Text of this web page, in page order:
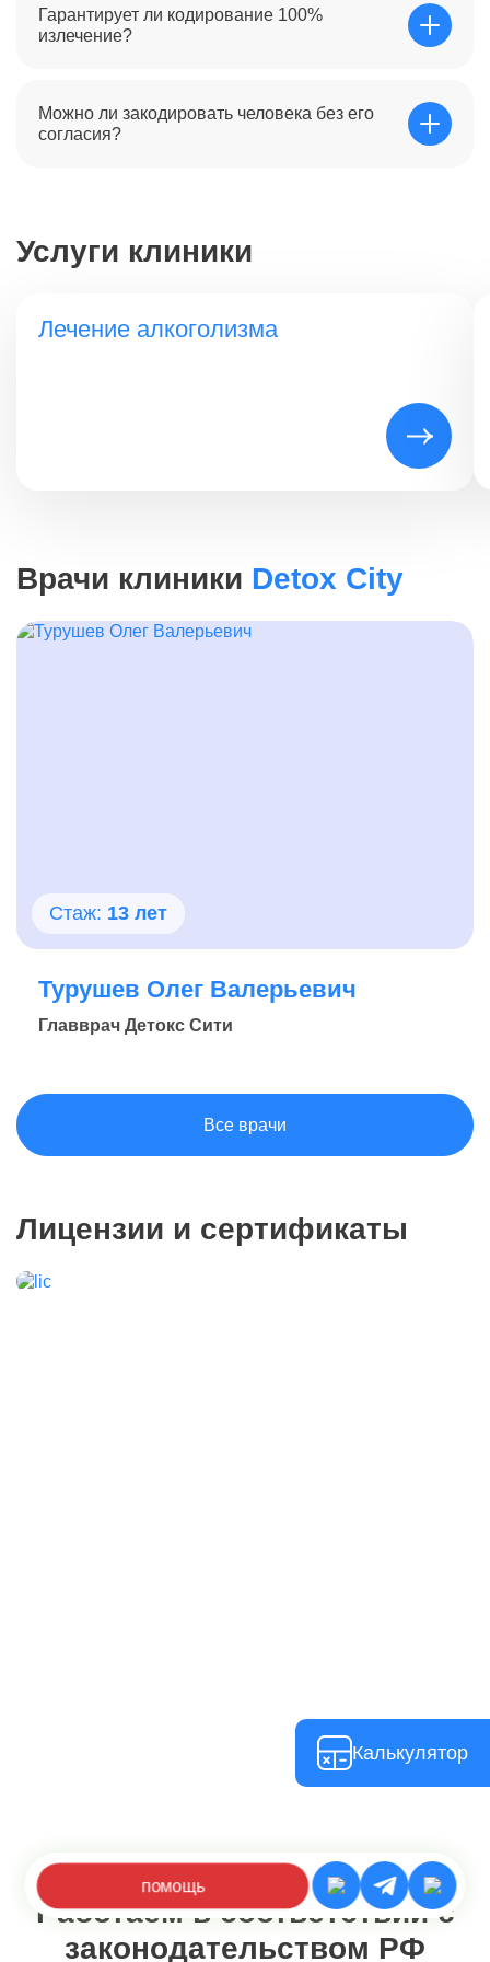
непредвиденные обстоятельства, врач может ввести
антидот. Однако это крайне нежелательно, так как
Гарантирует ли кодирование 100%
излечение?
поддержания трезвости, но не панацея. Оно работает
эффективнее всего в сочетании с психотерапией,
Можно ли закодировать человека без его
согласия?
желания пациента бросить пить. Врач может провести
мотивационную беседу, чтобы помочь принять это
Услуги клиники
Лечение алкоголизма
Врачи клиники Detox City
Стаж: 13 лет
Турушев Олег Валерьевич
Главврач Детокс Сити
Все врачи
Лицензии и сертификаты
Работаем в соответствии с
законодательством РФ
Калькулятор
помощь